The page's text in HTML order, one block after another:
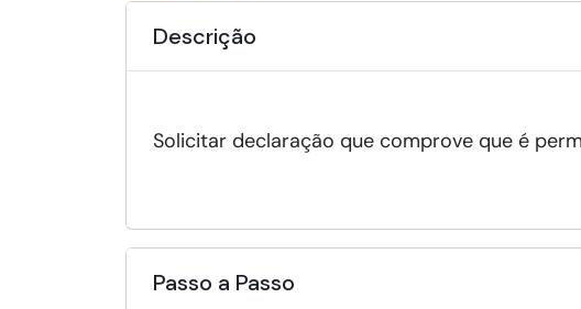
Descrição
Solicitar declaração que comprove que é
Passo a Passo